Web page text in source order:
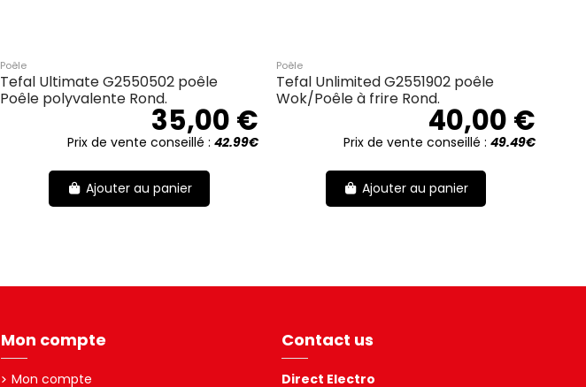
Poêle
Tefal Ultimate G2550502 poêle
Poêle polyvalente Rond.
35,00 €
Prix de vente conseillé :42.99€
Ajouter au panier
Poêle
Tefal Unlimited G2551902 poêle
Wok/Poêle à frire Rond.
40,00 €
Prix de vente conseillé : 49.49€
Ajouter au panier
Mon compte
Mon compte
Contact us
Direct Electro